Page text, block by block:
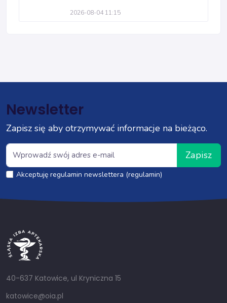
2026-08-04 11:15
Newsletter
Zapisz się aby otrzymywać informacje na bieżąco.
Zapisz
Akceptuję regulamin newslettera (regulamin)
40-637 Katowice, ul Kryniczna 15
katowice@oia.pl